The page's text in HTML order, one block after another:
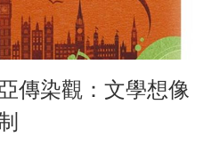
傳染觀：文學想像